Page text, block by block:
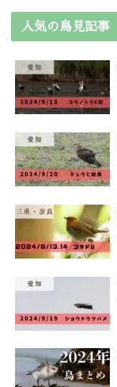
人気の鳥見記事